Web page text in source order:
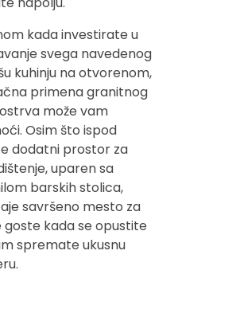
kada investirate u
svega navedenog
kuhinju na otvorenom,
primena granitnog
može vam
Osim što ispod
dodatni prostor za
uparen sa
barskih stolica,
savršeno mesto za
goste kada se opustite
spremate ukusnu